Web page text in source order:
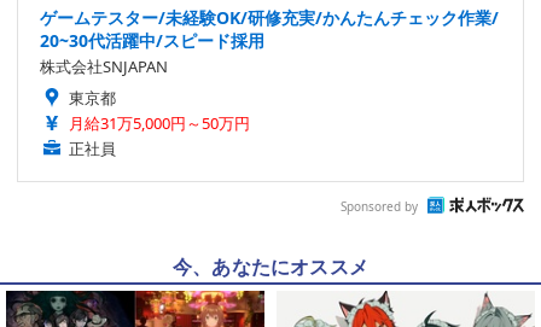
ゲームテスター/未経験OK/研修充実/かんたんチェック作業/
20~30代活躍中/スピード採用
株式会社SNJAPAN
東京都
月給31万5,000円～50万円
正社員
Sponsored by
今、あなたにオススメ